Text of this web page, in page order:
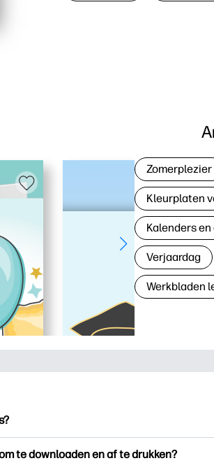
Zomerplezier
Kleurplaten
Kalenders
Verjaardag
Werkbladen
te downloaden en af te drukken?